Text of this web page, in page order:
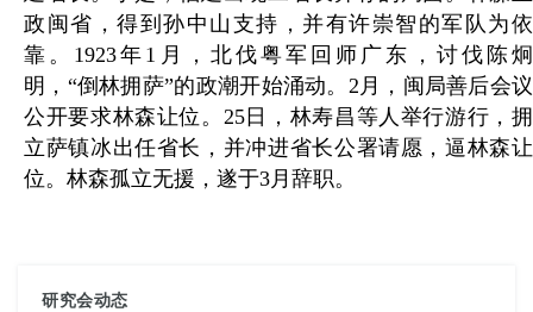
政闽省，得到孙中山支持，并有许崇智的军队为依
靠。 1923年 1 月，北伐粤军回师广东，讨伐陈炯
明，“倒林拥萨”的政潮开始涌动。 2 月，闽局善后会议
公开要求林森让位。 25日，林寿昌等人举行游行，拥
立萨镇冰出任省长，并冲进省长公署请愿，逼林森让
位。林森孤立无援，遂于3月辞职。
研究会动态